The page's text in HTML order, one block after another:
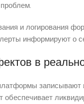
и логирования
информируют о
в
записывают
обеспечивает